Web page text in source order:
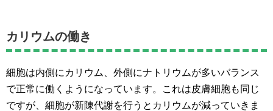
カリウムの働き
細胞は内側にカリウム、外側にナトリウムが多いバランス
で正常に働くようになっています。これは皮膚細胞も同じ
ですが、細胞が新陳代謝を行うとカリウムが減っていきま